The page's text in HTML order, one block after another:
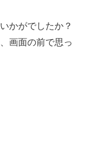
かがでしたか？
画面の前で思っ